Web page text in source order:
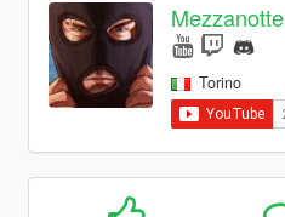
Mezzanotte
Torino